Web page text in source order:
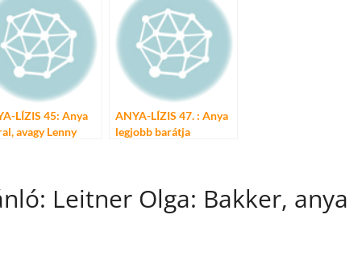
LÍZIS 45: Anya
avagy Lenny
ANYA-LÍZIS 47. : Anya
legjobb barátja
Leitner Olga: Bakker, anya